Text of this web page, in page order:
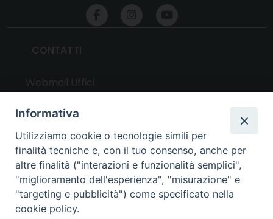
UTILITY
News
Altri articoli
Notizie nazionali
Informativa
Utilizziamo cookie o tecnologie simili per
finalità tecniche e, con il tuo consenso, anche per
altre finalità ("interazioni e funzionalità semplici",
"miglioramento dell'esperienza", "misurazione" e
"targeting e pubblicità") come specificato nella
cookie policy.